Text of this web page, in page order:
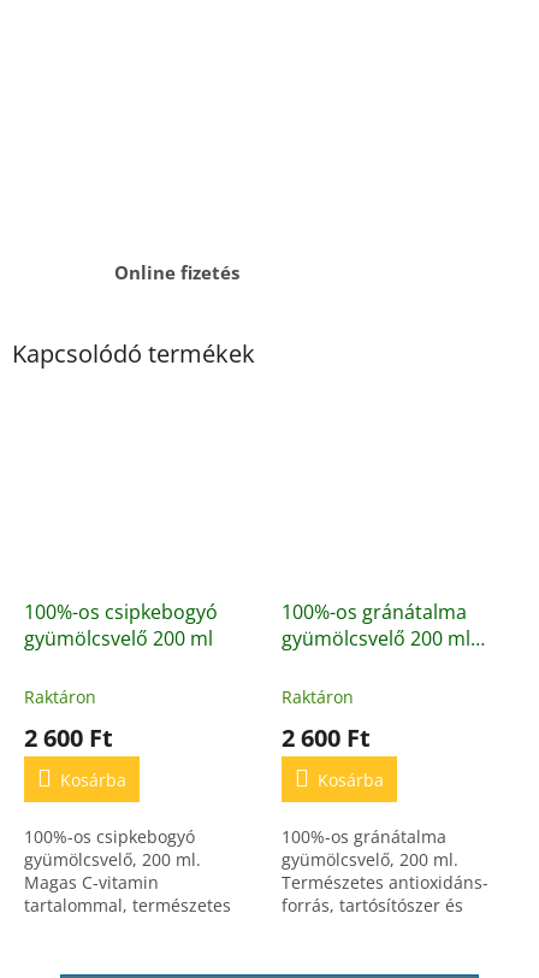
Online fizetés
Kapcsolódó termékek
100%-os csipkebogyó
gyümölcsvelő 200 ml
Raktáron
2 600 Ft
Kosárba
100%-os csipkebogyó
gyümölcsvelő, 200 ml.
Magas C-vitamin
tartalommal, természetes
nélkül.
100%-os gránátalma
gyümölcsvelő 200 ml
antioxidánsban gazdag
Raktáron
2 600 Ft
Kosárba
100%-os gránátalma
gyümölcsvelő, 200 ml.
Természetes antioxidáns-
forrás, tartósítószer és